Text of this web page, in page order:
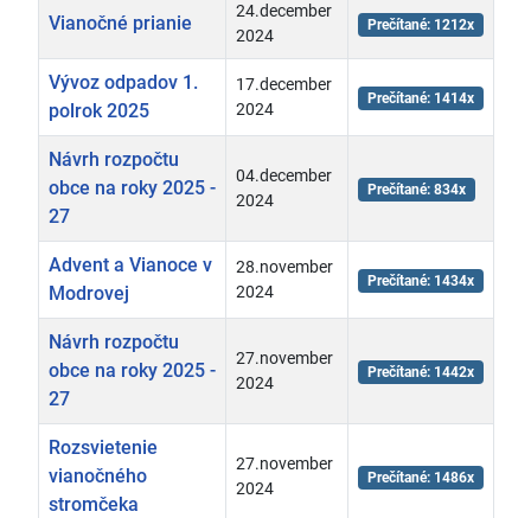
Vianočné prianie
24.december
2024
Prečítané: 1212x
Vývoz odpadov 1.
polrok 2025
17.december
2024
Prečítané: 1414x
Návrh rozpočtu
obce na roky 2025 -
27
04.december
2024
Prečítané: 834x
Advent a Vianoce v
Modrovej
28.november
2024
Prečítané: 1434x
Návrh rozpočtu
obce na roky 2025 -
27
27.november
2024
Prečítané: 1442x
Rozsvietenie
vianočného
stromčeka
27.november
2024
Prečítané: 1486x